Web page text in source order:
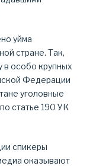
уйма
стране. Так,
в особо крупных
Федерации
уголовные
статье 190 УК
спикеры
оказывают